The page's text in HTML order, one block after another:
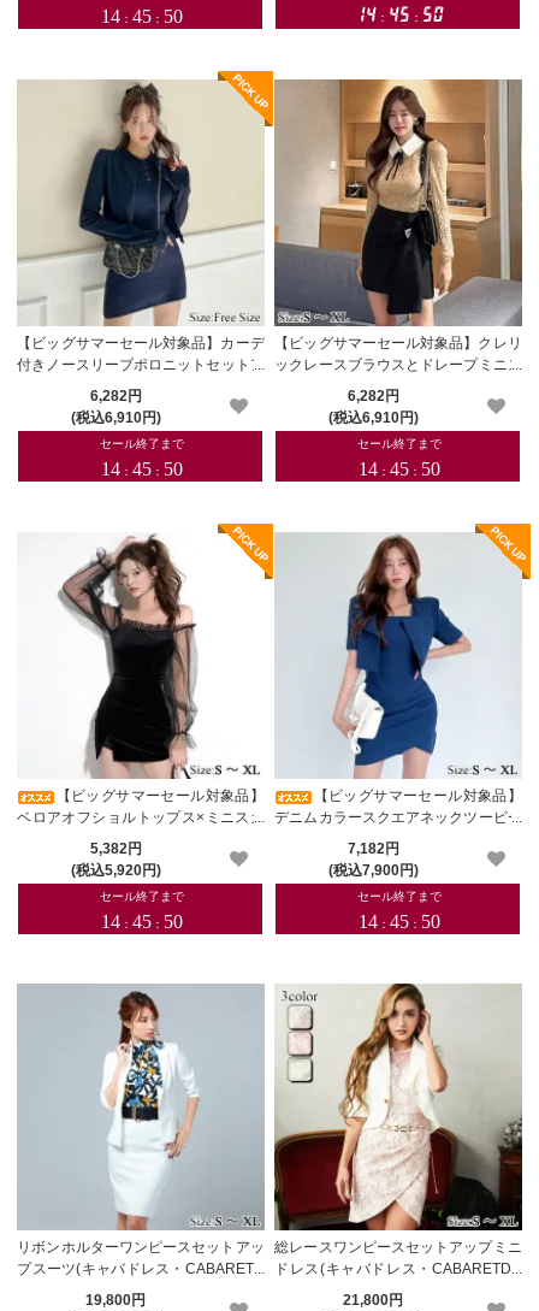
【ビッグサマーセール対象品】カーデ
付きノースリーブポロニットセットア
ップ(キャバドレス・CABARETDRES
6,282円
(税込6,910円)
【ビッグサマーセール対象品】クレリ
ックレースブラウスとドレープミニス
カートセットアップ(キャバドレス・C
ABARETDRESS)
6,282円
(税込6,910円)
【ビッグサマーセール対象品】
ベロアオフショルトップス×ミニスカ
ートセットアップ(キャバドレス・CA
BARETDRESS)
5,382円
(税込5,920円)
【ビッグサマーセール対象品】
デニムカラースクエアネックツーピー
スドレス(キャバドレス・CABARETD
7,182円
(税込7,900円)
リボンホルターワンピースセットアッ
プスーツ(キャバドレス・CABARETD
RESS)【メーカーお取り寄せ】
19,800円
総レースワンピースセットアップミニ
ドレス(キャバドレス・CABARETDR
ESS)【メーカーお取り寄せ】
21,800円